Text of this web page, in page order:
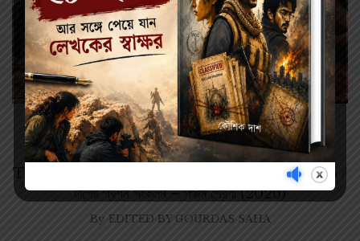
TARGET PRASHNA SANKALAN- CLASS 5 /
টার্গেট প্রশ্ন সংকলন – পঞ্চম শ্রেণী (2026)
Class 5
320.00 256.00
By EDITED BY GOURDAS SAHA